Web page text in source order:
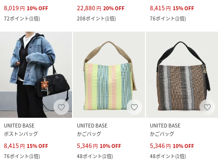
8,019 円 10%OFF
72ポイント(1倍)
22,880 円 20%OFF
208ポイント(1倍)
8,415 円 15%OFF
76ポイント(1倍)
UNITED BASE
ボストンバッグ
8,415 円 15%OFF
76ポイント(1倍)
UNITED BASE
かごバッグ
5,346 円 10%OFF
48ポイント(1倍)
UNITED BASE
かごバッグ
5,346 円 10%OFF
48ポイント(1倍)